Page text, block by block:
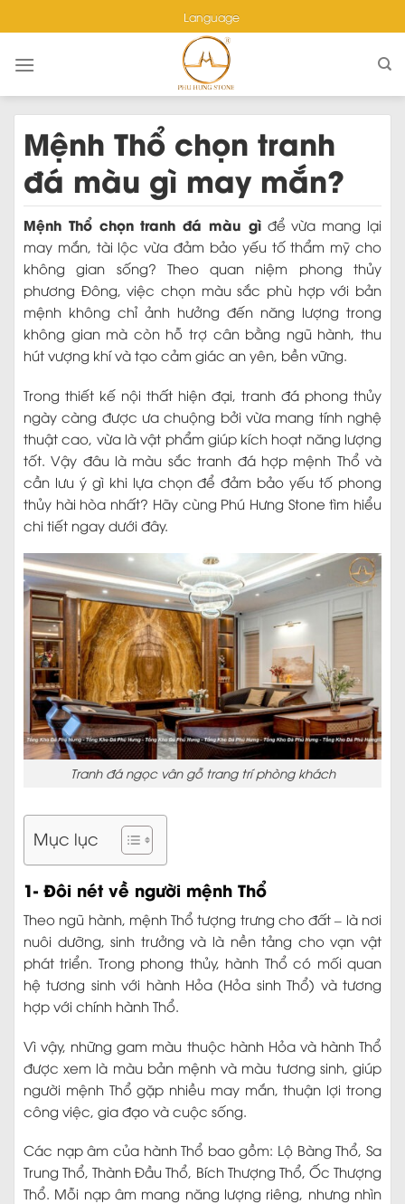
to
content
Mệnh Thổ chọn tranh
đá màu gì may mắn?
Mệnh Thổ chọn tranh đá màu gìđể vừa mang lại
may mắn, tài lộc vừa đảm bảo yếu tố thẩm mỹ cho
không gian sống? Theo quan niệm phong thủy
phương Đông, việc chọn màu sắc phù hợp với bản
mệnh không chỉ ảnh hưởng đến năng lượng trong
không gian mà còn hỗ trợ cân bằng ngũ hành, thu
hút vượng khí và tạo cảm giác an yên, bền vững.
Trong thiết kế nội thất hiện đại, tranh đá phong thủy
ngày càng được ưa chuộng bởi vừa mang tính nghệ
thuật cao, vừa là vật phẩm giúp kích hoạt năng lượng
tốt. Vậy đâu là màu sắc tranh đá hợp mệnh Thổ và
cần lưu ý gì khi lựa chọn để đảm bảo yếu tố phong
thủy hài hòa nhất? Hãy cùng Phú Hưng Stone tìm hiểu
chi tiết ngay dưới đây.
Tranh đá ngọc vân gỗ trang trí phòng khách
Mục lục
1- Đôi nét về người mệnh Thổ
Theo ngũ hành, mệnh Thổ tượng trưng cho đất – là nơi
nuôi dưỡng, sinh trưởng và là nền tảng cho vạn vật
phát triển. Trong phong thủy, hành Thổ có mối quan
hệ tương sinh với hành Hỏa (Hỏa sinh Thổ) và tương
hợp với chính hành Thổ.
Vì vậy, những gam màu thuộc hành Hỏa và hành Thổ
được xem là màu bản mệnh và màu tương sinh, giúp
người mệnh Thổ gặp nhiều may mắn, thuận lợi trong
công việc, gia đạo và cuộc sống.
Các nạp âm của hành Thổ bao gồm: Lộ Bàng Thổ, Sa
Trung Thổ, Thành Đầu Thổ, Bích Thượng Thổ, Ốc Thượng
Thổ. Mỗi nạp âm mang năng lượng riêng, nhưng nhìn
Language